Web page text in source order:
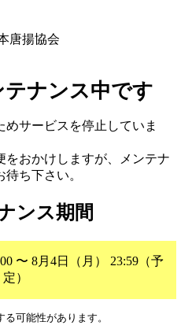
ナンス中です
サービスを停止していま
をおかけしますが、メンテナ
ち下さい。
ンス期間
〜 8月4日（月） 23:59（予
定）
可能性があります。